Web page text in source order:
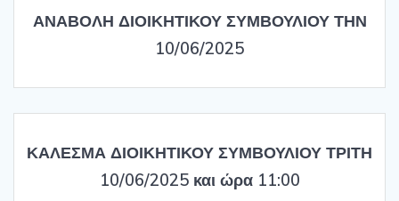
ΑΝΑΒΟΛΗ ΔΙΟΙΚΗΤΙΚΟΥ ΣΥΜΒΟΥΛΙΟΥ ΤΗΝ
10/06/2025
ΚΑΛΕΣΜΑ ΔΙΟΙΚΗΤΙΚΟΥ ΣΥΜΒΟΥΛΙΟΥ ΤΡΙΤΗ
10/06/2025 και ώρα 11:00